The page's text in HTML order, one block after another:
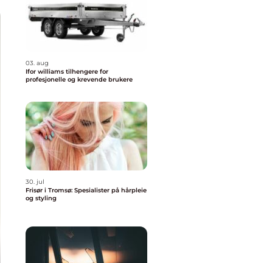
03. aug
Ifor williams tilhengere for
profesjonelle og krevende brukere
30. jul
Frisør i Tromsø: Spesialister på hårpleie
og styling